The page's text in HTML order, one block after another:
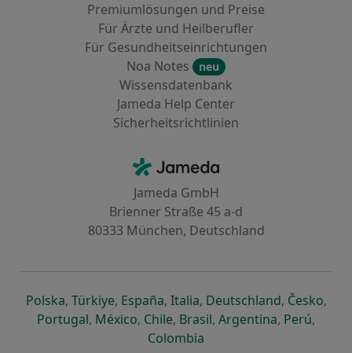
Premiumlösungen und Preise
Für Ärzte und Heilberufler
Für Gesundheitseinrichtungen
Noa Notes
neu
Wissensdatenbank
Jameda Help Center
Sicherheitsrichtlinien
Jameda - Startseite
Jameda GmbH
Brienner Straße 45 a-d
80333 München, Deutschland
Polskaöffnet in einer neuen Registerkarte
, Türkiyeöffnet in einer neuen Registerkarte
, Españaöffnet in einer neuen
, Italiaöffnet in einer neuen
, Deutschlandöffnet in
, Česko,
Portugalöffnet in einer neuen Registerkarte
, Méxicoöffnet in einer neuen Registerkarte
, Chileöffnet in einer neuen
, Brasilöffnet in einer neuen
, Argentinaöffnet in
, Perúöffnet
,
Colombia